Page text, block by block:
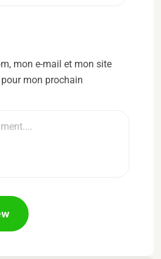
mon e-mail et mon site
mon prochain